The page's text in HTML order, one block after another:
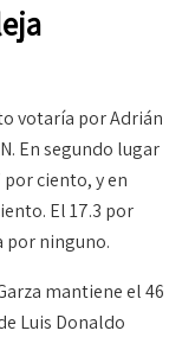
votaría por Adrián
En segundo lugar
ciento, y en
El 17.3 por
por ninguno.
mantiene el 46
Luis Donaldo